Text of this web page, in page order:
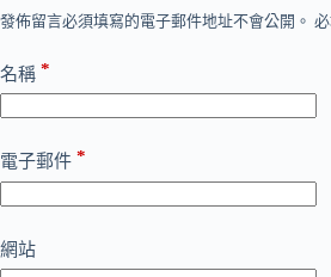
發佈留言必須填寫的電子郵件地址不會公開。
名稱 *
電子郵件 *
網站